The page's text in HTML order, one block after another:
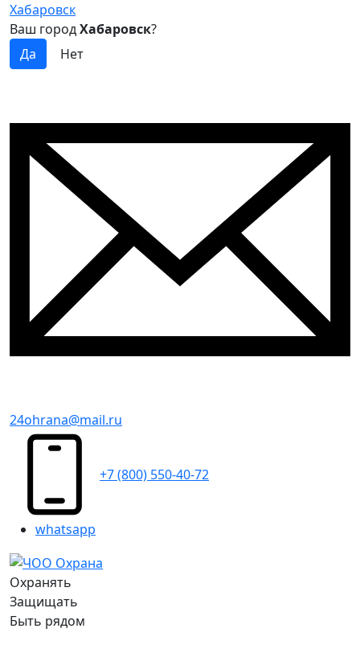
Хабаровск
Ваш городХабаровск?
24ohrana@mail.ru
+7 (800) 550-40-72
whatsapp
Охранять
Защищать
Быть рядом